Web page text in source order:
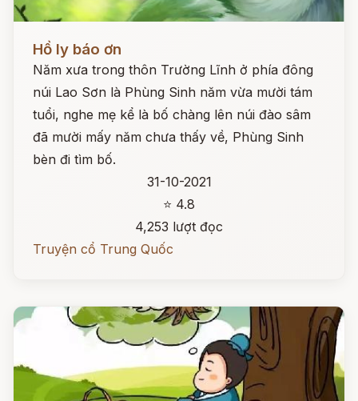
Đọc ngay
Hồ ly báo ơn
Năm xưa trong thôn Trường Lĩnh ở phía đông
núi Lao Sơn là Phùng Sinh năm vừa mười tám
tuổi, nghe mẹ kể là bố chàng lên núi đào sâm
đã mười mấy năm chưa thấy về, Phùng Sinh
bèn đi tìm bố.
31-10-2021
⭐ 4.8
4,253 lượt đọc
Truyện cổ Trung Quốc